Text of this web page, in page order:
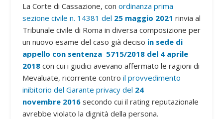
La Corte di Cassazione, con ordinanza prima
sezione civile n. 14381 del 25 maggio 2021 rinvia al
Tribunale civile di Roma in diversa composizione per
un nuovo esame del caso già deciso in sede di
appello con sentenza 5715/2018 del 4 aprile
2018 con cui i giudici avevano affermato le ragioni di
Mevaluate, ricorrente contro il provvedimento
inibitorio del Garante privacy del 24
novembre 2016 secondo cui il rating reputazionale
avrebbe violato la dignità della persona.